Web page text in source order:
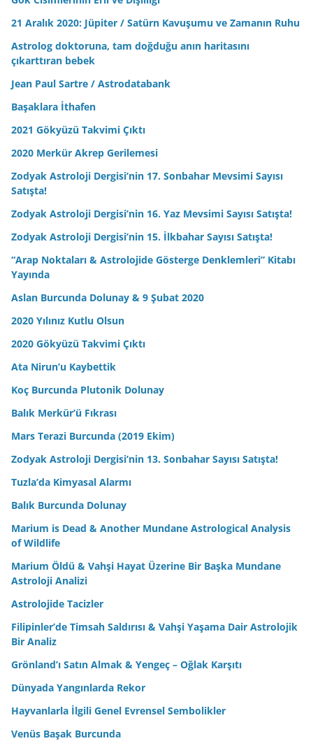
21 Aralık 2020: Jüpiter / Satürn Kavuşumu ve Zamanın Ruhu
Astrolog doktoruna, tam doğduğu anın haritasını
çıkarttıran bebek
Jean Paul Sartre / Astrodatabank
Başaklara İthafen
2021 Gökyüzü Takvimi Çıktı
2020 Merkür Akrep Gerilemesi
Zodyak Astroloji Dergisi’nin 17. Sonbahar Mevsimi Sayısı
Satışta!
Zodyak Astroloji Dergisi’nin 16. Yaz Mevsimi Sayısı Satışta!
Zodyak Astroloji Dergisi’nin 15. İlkbahar Sayısı Satışta!
“Arap Noktaları & Astrolojide Gösterge Denklemleri” Kitabı
Yayında
Aslan Burcunda Dolunay & 9 Şubat 2020
2020 Yılınız Kutlu Olsun
2020 Gökyüzü Takvimi Çıktı
Ata Nirun’u Kaybettik
Koç Burcunda Plutonik Dolunay
Balık Merkür’ü Fıkrası
Mars Terazi Burcunda (2019 Ekim)
Zodyak Astroloji Dergisi’nin 13. Sonbahar Sayısı Satışta!
Tuzla’da Kimyasal Alarmı
Balık Burcunda Dolunay
Marium is Dead & Another Mundane Astrological Analysis
of Wildlife
Marium Öldü & Vahşi Hayat Üzerine Bir Başka Mundane
Astroloji Analizi
Astrolojide Tacizler
Filipinler’de Timsah Saldırısı & Vahşi Yaşama Dair Astrolojik
Bir Analiz
Grönland’ı Satın Almak & Yengeç – Oğlak Karşıtı
Dünyada Yangınlarda Rekor
Hayvanlarla İlgili Genel Evrensel Sembolikler
Venüs Başak Burcunda